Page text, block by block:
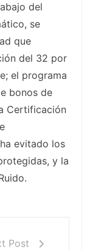
del
se
que
del 32 por
el programa
bonos de
Certificación
evitado los
y la
Post